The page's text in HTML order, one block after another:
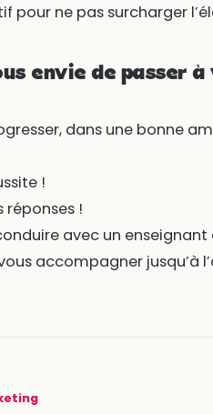
ne pas surcharger
envie de passer
dans une bonne
!
réponses !
avec un
accompagner jusqu’à